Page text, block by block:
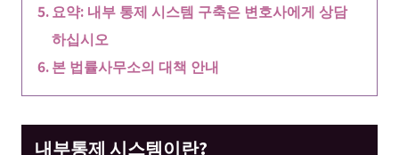
요약: 내부 통제 시스템 구축은 변호사에게 상담
하십시오
본 법률사무소의 대책 안내
내부통제 시스템이란?